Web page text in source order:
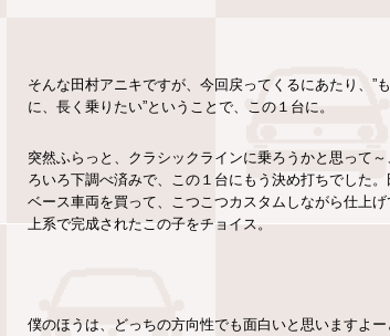
そんな田村アニキですが、今回戻ってくるにあたり、
に、長く乗りたい”ということで、この１台に。
突然ふらっと、クラシックラインに乗ろうかと思って
ろいろ下調べ済みで、この１台にもう決め打ちでした
ベース車両を買って、こつこつカスタムしながら仕上
上系で完成されたこの子をチョイス。
僕のほうは、どっちの方向性でも面白いと思いますよ